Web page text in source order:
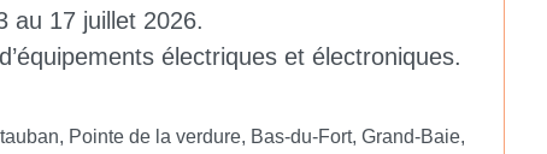
au 17 juillet 2026.
électriques et électroniques.
Pointe de la verdure, Bas-du-Fort, Grand-Baie,